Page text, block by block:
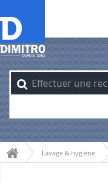
Lavage & hygiène